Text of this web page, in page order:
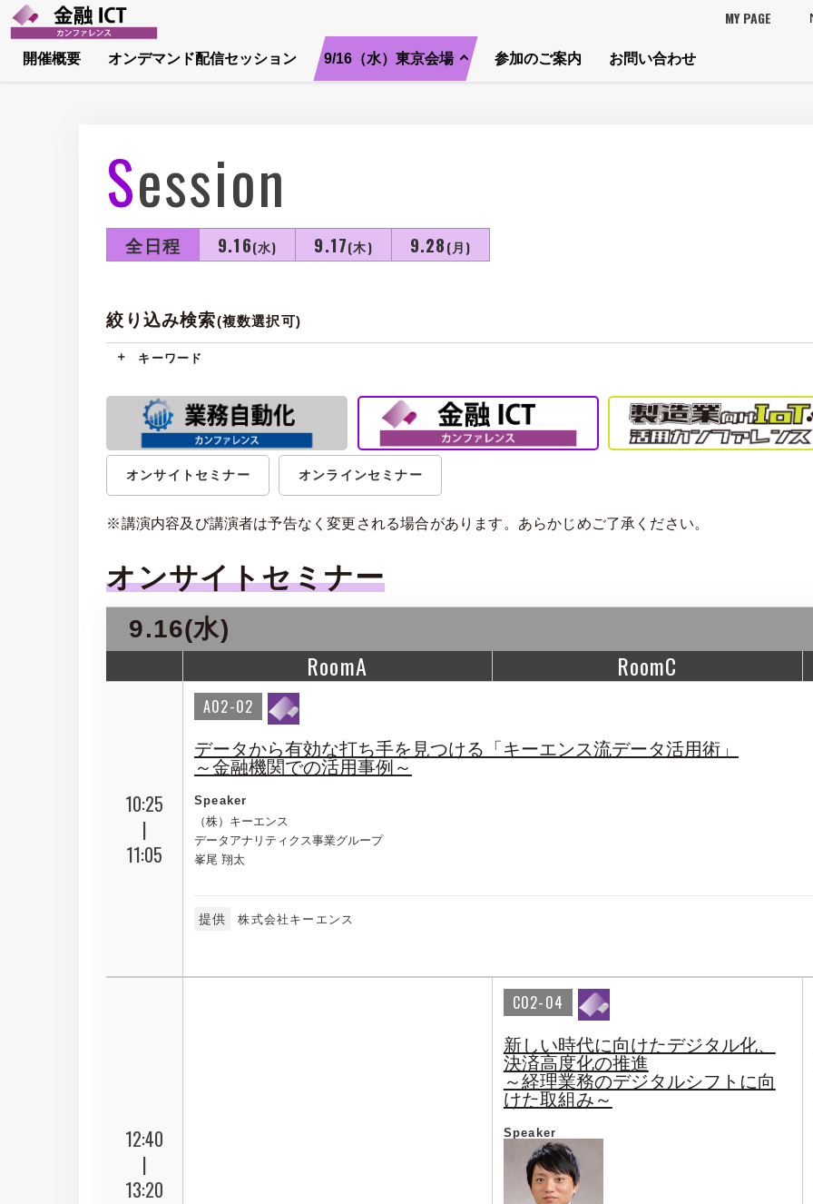
MY PAGE
開催概要 オンデマンド配信セッション 9/16（水）東京会場 参加のご案内 お問い合わせ
Session
全日程 9.16(水) 9.17(木) 9.28(月)
絞り込み検索(複数選択可)
キーワード
オンサイトセミナー オンラインセミナー
※講演内容及び講演者は予告なく変更される場合があります。あらかじめご了承ください。
オンサイトセミナー
9.16(水)
RoomA RoomC
10:25
|
11:05
A02-02
データから有効な打ち手を見つける「キーエンス流データ活用術」
～金融機関での活用事例～
Speaker
（株）キーエンス
データアナリティクス事業グループ
峯尾 翔太
提供 株式会社キーエンス
12:40
|
13:20
C02-04
新しい時代に向けたデジタル化、
決済高度化の推進
～経理業務のデジタルシフトに向
けた取組み～
Speaker